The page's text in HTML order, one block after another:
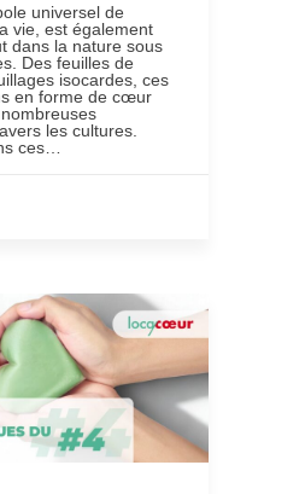
universel de
vie, est également
dans la nature sous
Des feuilles de
isocardes, ces
en forme de cœur
les cultures.
ces…